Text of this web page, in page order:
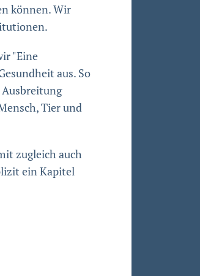
können. Wir
"Eine
aus. So
Tier und
zugleich auch
ein Kapitel